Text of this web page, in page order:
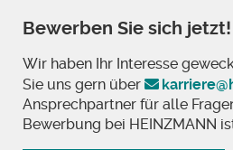
Bewerben Sie sich jetzt!
Wir haben Ihr Interesse
Sie uns gern über
Ansprechpartner für alle
Bewerbung bei HEINZMANN